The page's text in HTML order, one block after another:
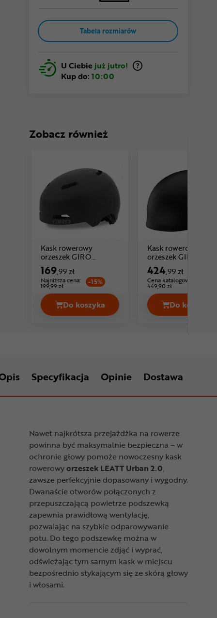
Tabela rozmiarów
U Ciebie już jutro!
Kup do: 10:00
Zobacz również
Kask rowerowy
orzeszek GIRO
Quarter FS
169,99 zł
Najniższa cena:
199,99 zł -15%
Do koszyka
Kask rowerowy orzeszek GIRO
Kask rowerowy
orzeszek GIRO
MIPS
424,99 zł
Cena katalogowa:
449,90 zł
Do koszyka
Kask
Specyfikacja Opinie Dostawa
Nawet najkrótsza przejażdżka na rowerze
powinna być maksymalnie bezpieczna – w
ochronie głowy pomoże nowoczesny kask
rowerowyorzeszek LEATT Urban 2.0,
zawsze perfekcyjnie dopasowany i wygodny.
Dwanaście otworów połączonych z
przepuszczającą powietrze podszewką
zapewnia prawidłową wentylację,
pozwalając na szybkie odparowywanie
potu. Do tego podszewkę można w
dowolnym momencie zdjąć i wyprać,
odświeżając tym samym kask w miejscu
bezpośrednio stykającym się ze skórą głowy
i włosami.